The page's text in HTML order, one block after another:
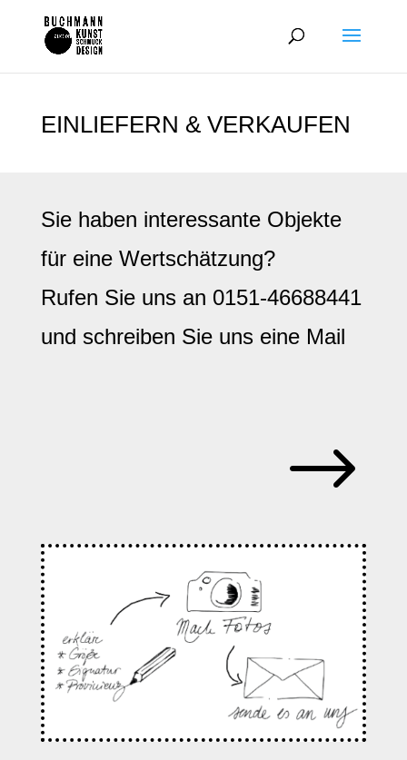
EINLIEFERN & VERKAUFEN
Sie haben interessante Objekte
für eine Wertschätzung?
Rufen Sie uns an 0151-46688441
und schreiben Sie uns eine Mail
$